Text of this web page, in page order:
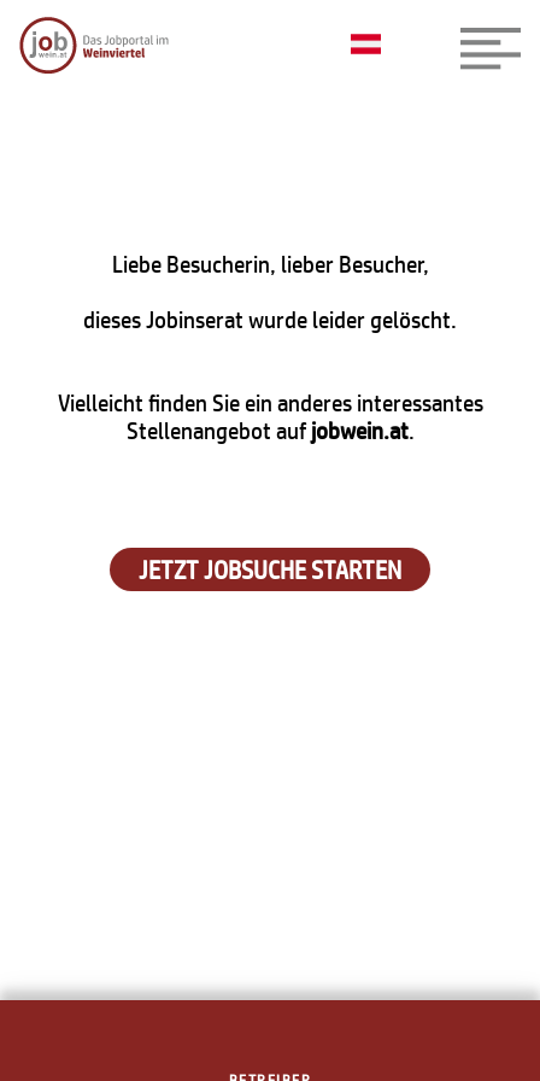
Liebe Besucherin, lieber Besucher,
dieses Jobinserat wurde leider gelöscht.
Vielleicht finden Sie ein anderes interessantes
Stellenangebot aufjobwein.at.
JETZT JOBSUCHE STARTEN